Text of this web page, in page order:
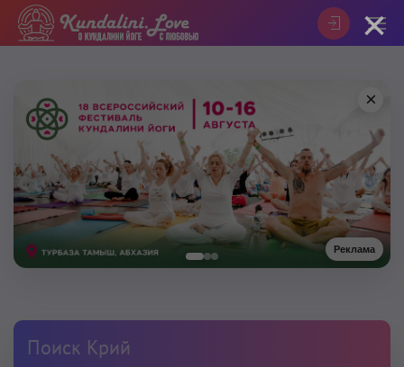
Реклама
×
Поиск Крий
×